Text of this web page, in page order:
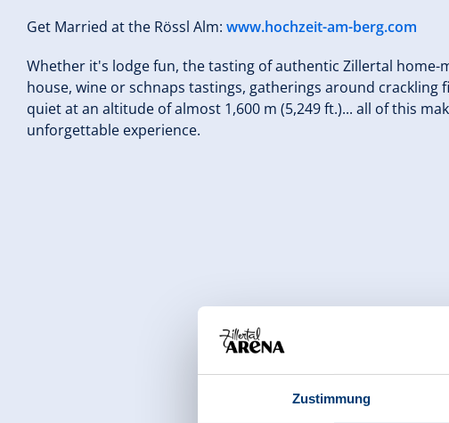
Zustimmung
Get Married at the Rössl Alm: www.hochzeit-am-berg.com
Whether it's lodge fun, the tasting of authentic Zillertal home-
house, wine or schnaps tastings, gatherings around crackling
quiet at an altitude of almost 1,600 m (5,249 ft.)... all of this
unforgettable experience.